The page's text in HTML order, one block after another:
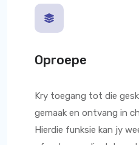
Oproepe
Kry toegang tot die
gemaak en ontvang in
Hierdie funksie kan jy